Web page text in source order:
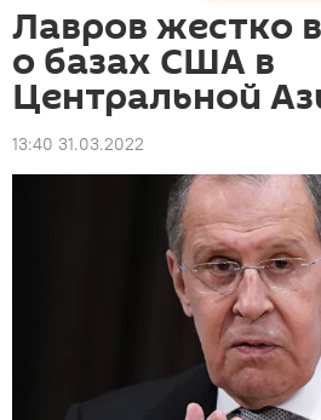
Лавров жестко
о базах США в
Центральной
13:40 31.03.2022